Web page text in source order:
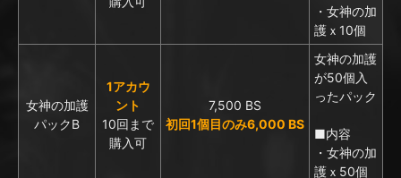
・女神の加
護ｘ10個
女神の加護
パックB
1アカウ
ント
10回まで
購入可
7,500 BS
初回1個目のみ6,000 BS
女神の加護
が50個入
ったパック
■内容
・女神の加
護ｘ50個